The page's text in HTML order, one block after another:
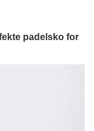
padelsko for